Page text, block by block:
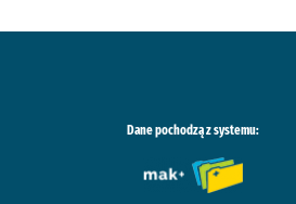
Dane pochodzą z systemu: